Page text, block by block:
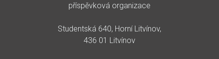
příspěvková organizace
Studentská 640, Horní Litvínov,
436 01 Litvínov